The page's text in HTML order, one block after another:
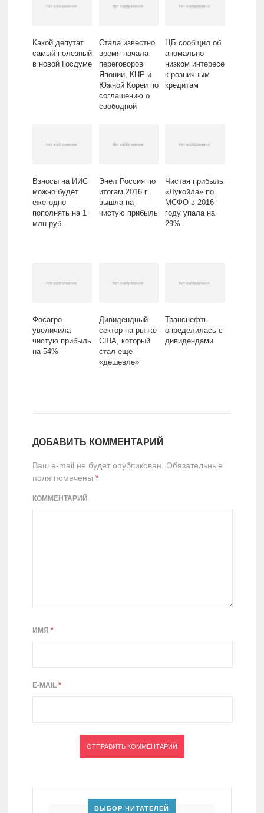
Какой депутат
самый полезный
в новой Госдуме
Стала известно
время начала
переговоров
Японии, КНР и
Южной Кореи по
соглашению о
свободной
ЦБ сообщил об
аномально
низком интересе
к розничным
кредитам
Взносы на ИИС
можно будет
ежегодно
пополнять на 1
млн руб.
Энел Россия по
итогам 2016 г.
вышла на
чистую прибыль
Чистая прибыль
«Лукойла» по
МСФО в 2016
году упала на
29%
Фосагро
увеличила
чистую прибыль
на 54%
Дивидендный
сектор на рынке
США, который
стал еще
«дешевле»
Транснефть
определилась с
дивидендами
ДОБАВИТЬ КОММЕНТАРИЙ
Ваш e-mail не будет опубликован. Обязательные
поля помечены *
КОММЕНТАРИЙ
ИМЯ *
E-MAIL *
ВЫБОР ЧИТАТЕЛЕЙ